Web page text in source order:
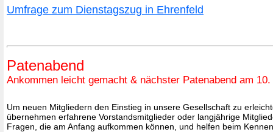
Umfrage zum Dienstagszug in Ehrenfeld
Patenabend
Ankommen leicht gemacht & nächster Patenabend am 10.
Um neuen Mitgliedern den Einstieg in unsere Gesellschaft zu
übernehmen erfahrene Vorstandsmitglieder oder langjährige
Fragen, die am Anfang aufkommen können, und helfen beim